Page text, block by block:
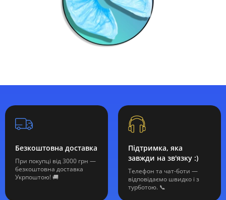
Безкоштовна доставка
При покупці від 3000 грн —
безкоштовна доставка
Укрпоштою! 🚚
Підтримка, яка
завжди на зв'язку :)
Телефон та чат-боти —
відповідаємо швидко і з
турботою. 📞